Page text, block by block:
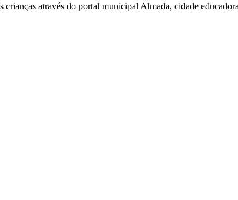
crianças através do portal municipal Almada, cidade